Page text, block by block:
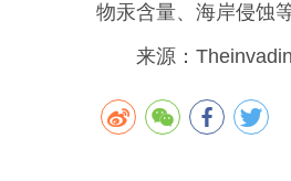
物汞含量、海岸侵蚀
来源：